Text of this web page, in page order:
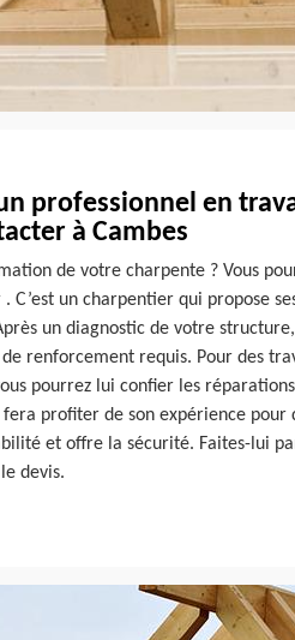
professionnel en
à Cambes
de votre charpente ? Vous
C’est un charpentier qui propose
un diagnostic de votre
renforcement requis. Pour des
pourrez lui confier les
fera profiter de son expérience pour
et offre la sécurité. Faites-lui
devis.